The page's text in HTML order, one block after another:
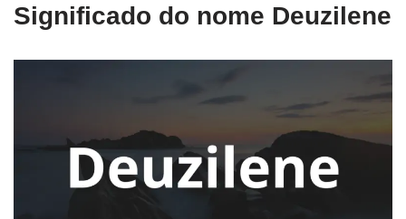
Significado do nome Deuzilene